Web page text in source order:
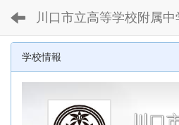
川口市立高等学校附属中
学校情報